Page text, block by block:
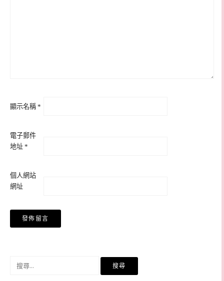
顯示名稱 *
電子郵件
地址 *
個人網站
網址